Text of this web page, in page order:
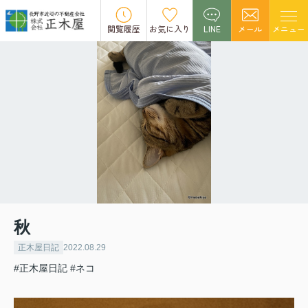
閲覧履歴 お気に入り LINE メール メニュー
秋
正木屋日記 2022.08.29
#正木屋日記 #ネコ